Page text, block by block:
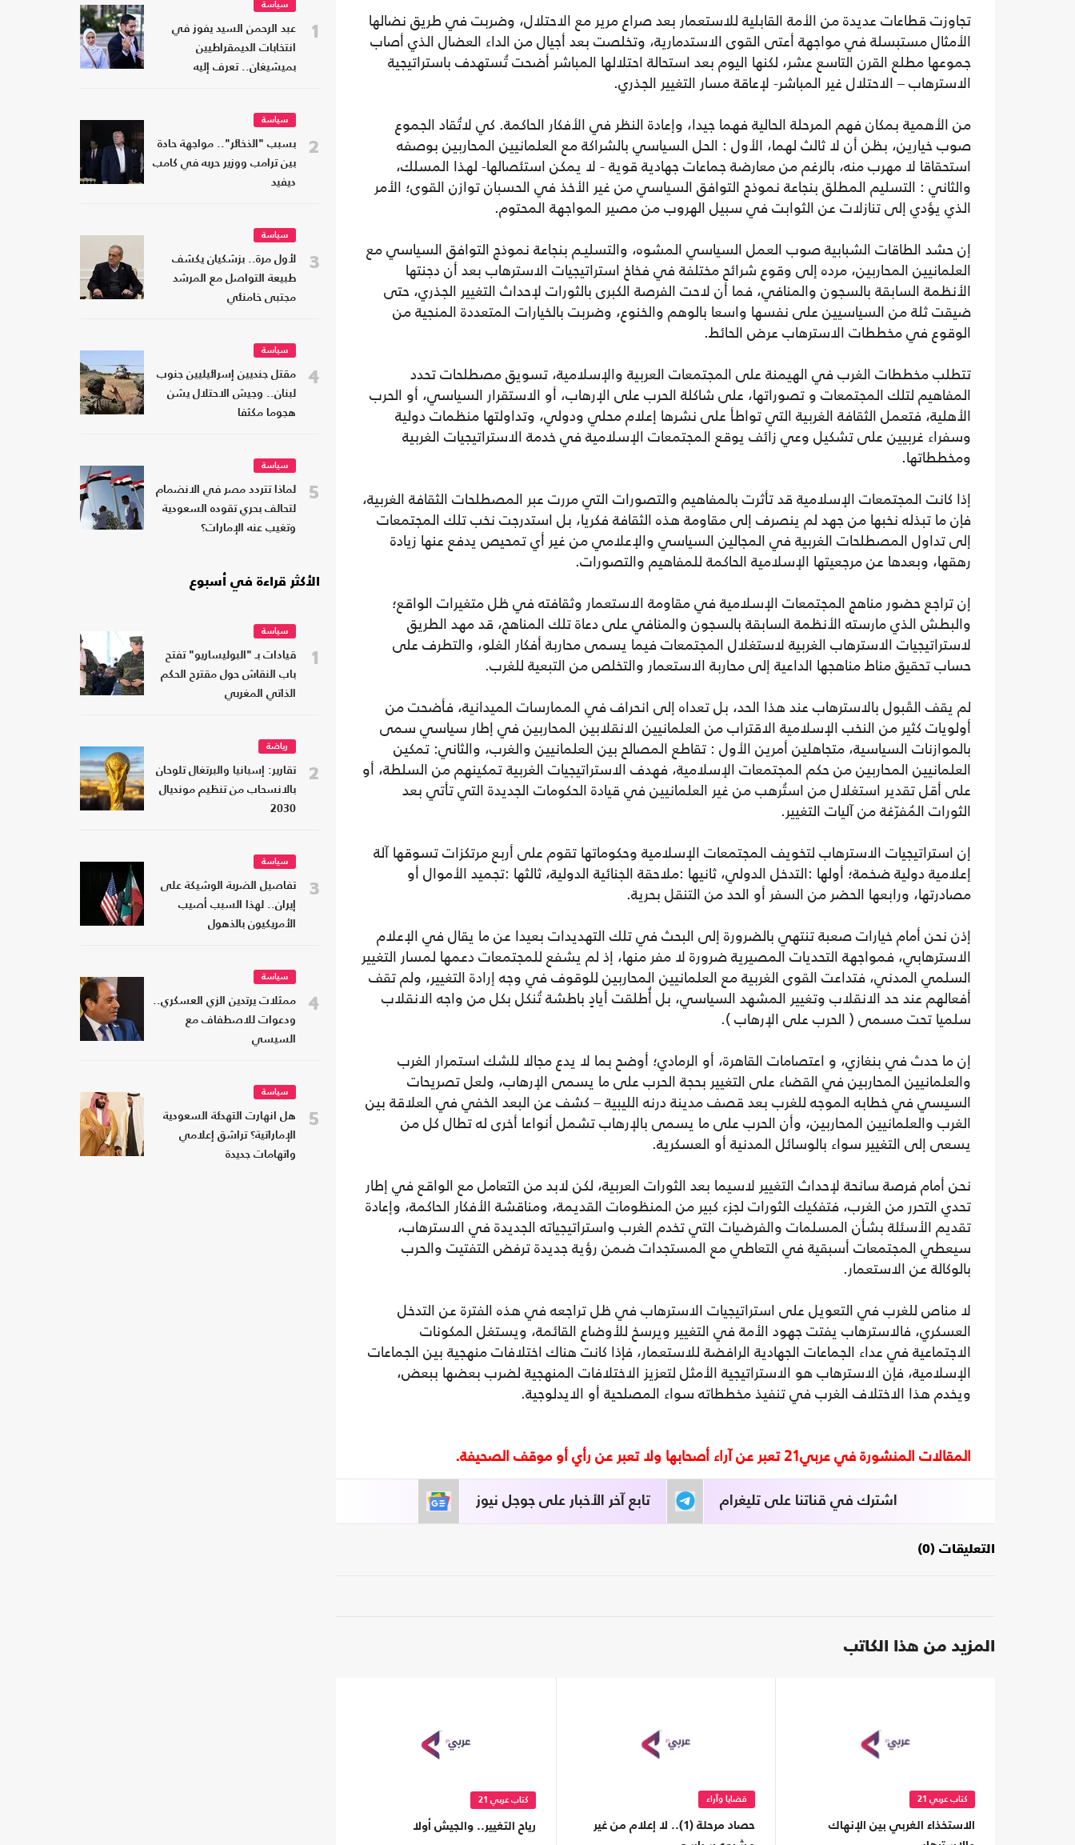
تجاوزت قطاعات عديدة من الأمة القابلية للاستعمار بعد صراع مرير مع الاحتلال، وضربت في طريق نضالها
الأمثال مستبسلة في مواجهة أعتى القوى الاستدمارية، وتخلصت بعد أجيال من الداء العضال الذي أصاب
جموعها مطلع القرن التاسع عشر، لكنها اليوم بعد استحالة احتلالها المباشر أضحت تُستهدف باستراتيجية
الاسترهاب – الاحتلال غير المباشر- لإعاقة مسار التغيير الجذري.
من الأهمية بمكان فهم المرحلة الحالية فهما جيدا، وإعادة النظر في الأفكار الحاكمة. كي لاتُقاد الجموع
صوب خيارين، بظن أن لا ثالث لهما، الأول : الحل السياسي بالشراكة مع العلمانيين المحاربين بوصفه
استحقاقا لا مهرب منه، بالرغم من معارضة جماعات جهادية قوية - لا يمكن استئصالها- لهذا المسلك،
والثاني : التسليم المطلق بنجاعة نموذج التوافق السياسي من غير الأخذ في الحسبان توازن القوى؛ الأمر
الذي يؤدي إلى تنازلات عن الثوابت في سبيل الهروب من مصير المواجهة المحتوم.
إن حشد الطاقات الشبابية صوب العمل السياسي المشوه، والتسليـم بنجاعة نموذج التوافق السياسي مع
العلمانيين المحاربين، مرده إلى وقوع شرائح مختلفة في فخاخ استراتيجيات الاسترهاب بعد أن دجنتها
الأنظمة السابقة بالسجون والمنافي، فما أن لاحت الفرصة الكبرى بالثورات لإحداث التغيير الجذري، حتى
ضيقت ثلة من السياسيين على نفسها واسعا بالوهم والخنوع، وضربت بالخيارات المتعددة المنجية من
الوقوع في مخططات الاسترهاب عرض الحائط.
تتطلب مخططات الغرب في الهيمنة على المجتمعات العربية والإسلامية، تسويق مصطلحات تحدد
المفاهيم لتلك المجتمعات و تصوراتها، على شاكلة الحرب على الإرهاب، أو الاستقرار السياسي، أو الحرب
الأهلية، فتعمل الثقافة الغربية التي تواطأ على نشرها إعلام محلي ودولي، وتداولتها منظمات دولية
وسفراء غربيين على تشكيل وعي زائف يوقع المجتمعات الإسلامية في خدمة الاستراتيجيات الغربية
ومخططاتها.
إذا كانت المجتمعات الإسلامية قد تأثرت بالمفاهيم والتصورات التي مررت عبر المصطلحات الثقافة الغربية،
فإن ما تبذله نخبها من جهد لم ينصرف إلى مقاومة هذه الثقافة فكريا، بل استدرجت نخب تلك المجتمعات
إلى تداول المصطلحات الغربية في المجالين السياسي والإعلامي من غير أي تمحيص يدفع عنها زيادة
رهقها، وبعدها عن مرجعيتها الإسلامية الحاكمة للمفاهيم والتصورات.
إن تراجع حضور مناهج المجتمعات الإسلامية في مقاومة الاستعمار وثقافته في ظل متغيرات الواقع؛
والبطش الذي مارسته الأنظمة السابقة بالسجون والمنافي على دعاة تلك المناهج، قد مهد الطريق
لاستراتيجيات الاسترهاب الغربية لاستغلال المجتمعات فيما يسمى محاربة أفكار الغلو، والتطرف على
حساب تحقيق مناط مناهجها الداعية إلى محاربة الاستعمار والتخلص من التبعية للغرب.
لم يقف القَبول بالاسترهاب عند هذا الحد، بل تعداه إلى انحراف في الممارسات الميدانية، فأضحت من
أولويات كثير من النخب الإسلامية الاقتراب من العلمانيين الانقلابين المحاربين في إطار سياسي سمى
بالموازنات السياسية، متجاهلين أمرين الأول : تقاطع المصالح بين العلمانيين والغرب، والثاني: تمكين
العلمانيين المحاربين من حكم المجتمعات الإسلامية، فهدف الاستراتيجيات الغربية تمكينهم من السلطة، أو
على أقل تقدير استغلال من استُرهب من غير العلمانيين في قيادة الحكومات الجديدة التي تأتي بعد
الثورات المُفرّغة من آليات التغيير.
إن استراتيجيات الاسترهاب لتخويف المجتمعات الإسلامية وحكوماتها تقوم على أربع مرتكزات تسوقها آلة
إعلامية دولية ضخمة؛ أولها :التدخل الدولي، ثانيها :ملاحقة الجنائية الدولية، ثالثها :تجميد الأموال أو
مصادرتها، ورابعها الحضر من السفر أو الحد من التنقل بحرية.
إذن نحن أمام خيارات صعبة تنتهي بالضرورة إلى البحث في تلك التهديدات بعيدا عن ما يقال في الإعلام
الاسترهابي، فمواجهة التحديات المصيرية ضرورة لا مفر منها، إذ لم يشفع للمجتمعات دعمها لمسار التغيير
السلمي المدني، فتداعت القوى الغربية مع العلمانيين المحاربين للوقوف في وجه إرادة التغيير، ولم تقف
أفعالهم عند حد الانقلاب وتغيير المشهد السياسي، بل أُطلقت أيادٍ باطشة تُنكل بكل من واجه الانقلاب
سلميا تحت مسمى ( الحرب على الإرهاب ).
إن ما حدث في بنغازي، و اعتصامات القاهرة، أو الرمادي؛ أوضح بما لا يدع مجالا للشك استمرار الغرب
والعلمانيين المحاربين في القضاء على التغيير بحجة الحرب على ما يسمى الإرهاب، ولعل تصريحات
السيسي في خطابه الموجه للغرب بعد قصف مدينة درنه الليبية – كشف عن البعد الخفي في العلاقة بين
الغرب والعلمانيين المحاربين، وأن الحرب على ما يسمى بالإرهاب تشمل أنواعا أخرى له تطال كل من
يسعى إلى التغيير سواء بالوسائل المدنية أو العسكرية.
نحن أمام فرصة سانحة لإحداث التغيير لاسيما بعد الثورات العربية، لكن لابد من التعامل مع الواقع في إطار
تحدي التحرر من الغرب، فتفكيك الثورات لجزء كبير من المنظومات القديمة، ومناقشة الأفكار الحاكمة، وإعادة
تقديم الأسئلة بشأن المسلمات والفرضيات التي تخدم الغرب واستراتيجياته الجديدة في الاسترهاب،
سيعطي المجتمعات أسبقية في التعاطي مع المستجدات ضمن رؤية جديدة ترفض التفتيت والحرب
بالوكالة عن الاستعمار.
لا مناص للغرب في التعويل على استراتيجيات الاسترهاب في ظل تراجعه في هذه الفترة عن التدخل
العسكري، فالاسترهاب يفتت جهود الأمة في التغيير ويرسخ للأوضاع القائمة، ويستغل المكونات
الاجتماعية في عداء الجماعات الجهادية الرافضة للاستعمار، فإذا كانت هناك اختلافات منهجية بين الجماعات
الإسلامية، فإن الاسترهاب هو الاستراتيجية الأمثل لتعزيز الاختلافات المنهجية لضرب بعضها ببعض،
ويخدم هذا الاختلاف الغرب في تنفيذ مخططاته سواء المصلحية أو الايدلوجية.
المقالات المنشورة في عربي21 تعبر عن آراء أصحابها ولا تعبر عن رأي أو موقف الصحيفة.
تابع آخر الأخبار على جوجل نيوز اشترك في قناتنا على تليغرام
التعليقات (0)
المزيد من هذا الكاتب
كتاب عربي 21
الاستخذاء الغربي بين الإنهاك
قضايا وآراء
حصاد مرحلة (1).. لا إعلام من غير
كتاب عربي 21
رياح التغيير.. والجيش أولا
1
سياسة
عبد الرحمن السيد يفوز في
انتخابات الديمقراطيين
بميشيغان.. تعرف إليه
2
سياسة
بسبب "الذخائر".. مواجهة حادة
بين ترامب ووزير حربه في كامب
ديفيد
3
سياسة
لأول مرة.. بزشكيان يكشف
طبيعة التواصل مع المرشد
مجتبى خامنئي
4
سياسة
مقتل جنديين إسرائيليين جنوب
لبنان.. وجيش الاحتلال يشن
هجوما مكثفا
5
سياسة
لماذا تتردد مصر في الانضمام
لتحالف بحري تقوده السعودية
وتغيب عنه الإمارات؟
الأكثر قراءة في أسبوع
1
سياسة
قيادات بـ "البوليساريو" تفتح
باب النقاش حول مقترح الحكم
الذاتي المغربي
2
رياضة
تقارير: إسبانيا والبرتغال تلوحان
بالانسحاب من تنظيم مونديال
2030
3
سياسة
تفاصيل الضربة الوشيكة على
إيران.. لهذا السبب أصيب
الأمريكيون بالذهول
4
سياسة
ممثلات يرتدين الزي العسكري..
ودعوات للاصطفاف مع
السيسي
5
سياسة
هل انهارت التهدئة السعودية
الإماراتية؟ تراشق إعلامي
واتهامات جديدة